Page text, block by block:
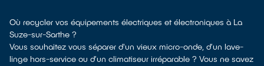
Où recycler vos équipements électriques et électroniques à La
Suze-sur-Sarthe ?
Vous souhaitez vous séparer d'un vieux micro-onde, d’un lave-
linge hors-service ou d’un climatiseur irréparable ? Vous ne savez